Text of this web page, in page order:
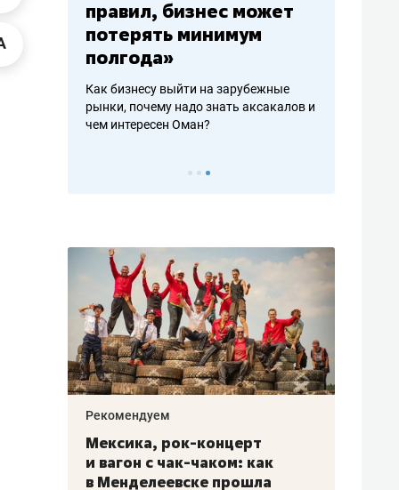
правил, бизнес может
потерять минимум
полгода»
Как бизнесу выйти на зарубежные
рынки, почему надо знать аксакалов и
чем интересен Оман?
Рекомендуем
Мексика, рок-концерт
и вагон с чак-чаком: как
в Менделеевске прошла